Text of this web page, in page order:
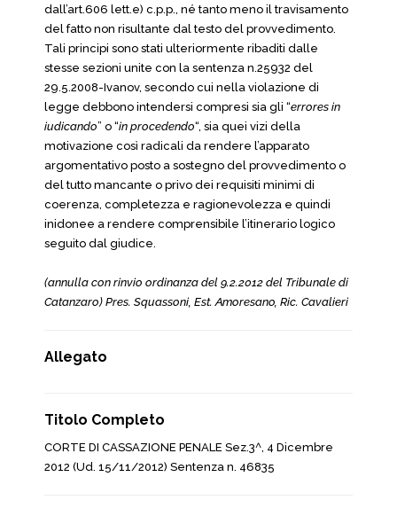
dall’art.606 lett.e) c.p.p., né tanto meno il travisamento
del fatto non risultante dal testo del provvedimento.
Tali principi sono stati ulteriormente ribaditi dalle
stesse sezioni unite con la sentenza n.25932 del
29.5.2008-Ivanov, secondo cui nella violazione di
legge debbono intendersi compresi sia gli “errores in
iudicando” o “in procedendo“, sia quei vizi della
motivazione così radicali da rendere l’apparato
argomentativo posto a sostegno del provvedimento o
del tutto mancante o privo dei requisiti minimi di
coerenza, completezza e ragionevolezza e quindi
inidonee a rendere comprensibile l’itinerario logico
seguito dal giudice.
(annulla con rinvio ordinanza del 9.2.2012 del Tribunale di
Catanzaro) Pres. Squassoni, Est. Amoresano, Ric. Cavalieri
Allegato
Titolo Completo
CORTE DI CASSAZIONE PENALE Sez.3^, 4 Dicembre
2012 (Ud. 15/11/2012) Sentenza n. 46835